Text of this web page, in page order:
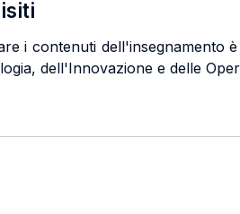
i contenuti dell'insegnamento
dell'Innovazione e delle